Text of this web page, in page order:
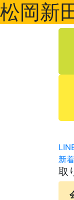
松岡新
新
取